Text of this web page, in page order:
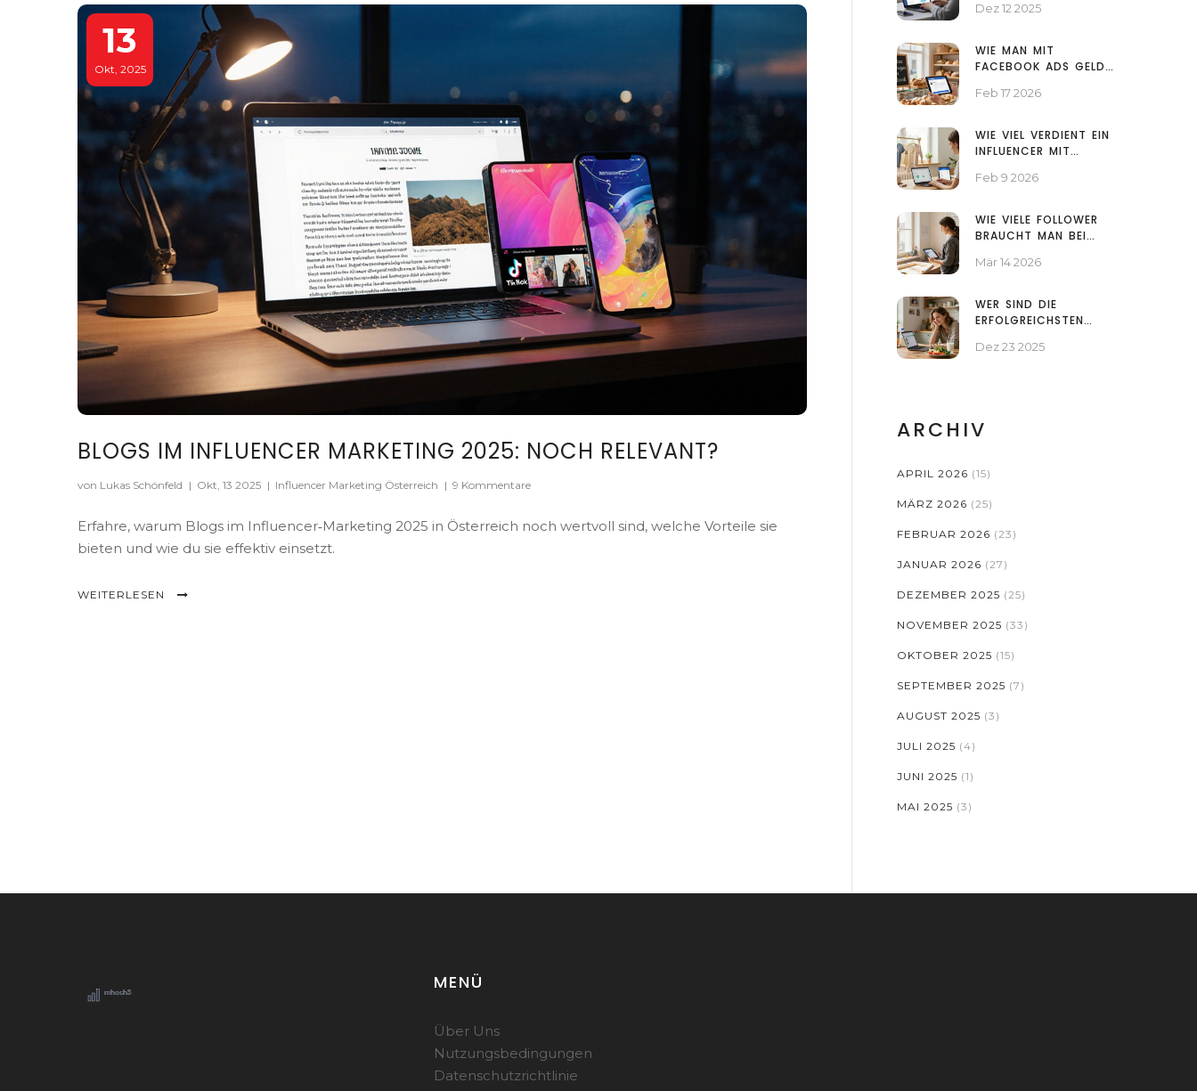
13
Okt, 2025
BLOGS IM INFLUENCER MARKETING 2025: NOCH RELEVANT?
von Lukas Schönfeld | Okt, 13 2025 | Influencer Marketing Österreich | 9 Kommentare
Erfahre, warum Blogs im Influencer‑Marketing 2025 in Österreich noch wertvoll sind, welche Vorteile sie
bieten und wie du sie effektiv einsetzt.
WEITERLESEN
GEBÜHREN UND
2025
Dez 12 2025
WIE MAN MIT
FACEBOOK ADS GELD
SCHRITTE FÜR
AGENTUREN
Feb 17 2026
WIE VIEL VERDIENT EIN
INFLUENCER MIT
ÖSTERREICH?
Feb 9 2026
WIE VIELE FOLLOWER
BRAUCHT MAN BEI
ZU VERDIENEN?
Mär 14 2026
WER SIND DIE
ERFOLGREICHSTEN
ÖSTERREICH? TOP 7
Dez 23 2025
ARCHIV
APRIL 2026 (15)
MÄRZ 2026 (25)
FEBRUAR 2026 (23)
JANUAR 2026 (27)
DEZEMBER 2025 (25)
NOVEMBER 2025 (33)
OKTOBER 2025 (15)
SEPTEMBER 2025 (7)
AUGUST 2025 (3)
JULI 2025 (4)
JUNI 2025 (1)
MAI 2025 (3)
MENÜ
Über Uns
Nutzungsbedingungen
Datenschutzrichtlinie